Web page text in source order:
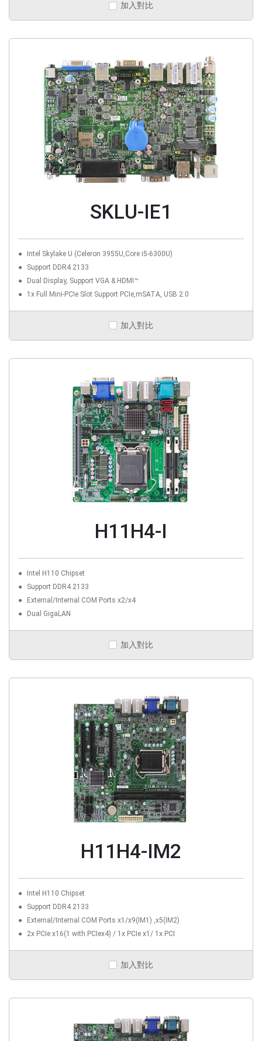
加入對比
SKLU-IE1
Intel Skylake U (Celeron 3955U,Core i5-6300U)
Support DDR4 2133
Dual Display, Support VGA & HDMI™
1x Full Mini-PCIe Slot Support PCIe,mSATA, USB 2.0
加入對比
H11H4-I
Intel H110 Chipset
Support DDR4 2133
External/Internal COM Ports x2/x4
Dual GigaLAN
加入對比
H11H4-IM2
Intel H110 Chipset
Support DDR4 2133
External/Internal COM Ports x1/x9(IM1) ,x5(IM2)
2x PCIe x16(1 with PCIex4) / 1x PCIe x1/ 1x PCI
加入對比